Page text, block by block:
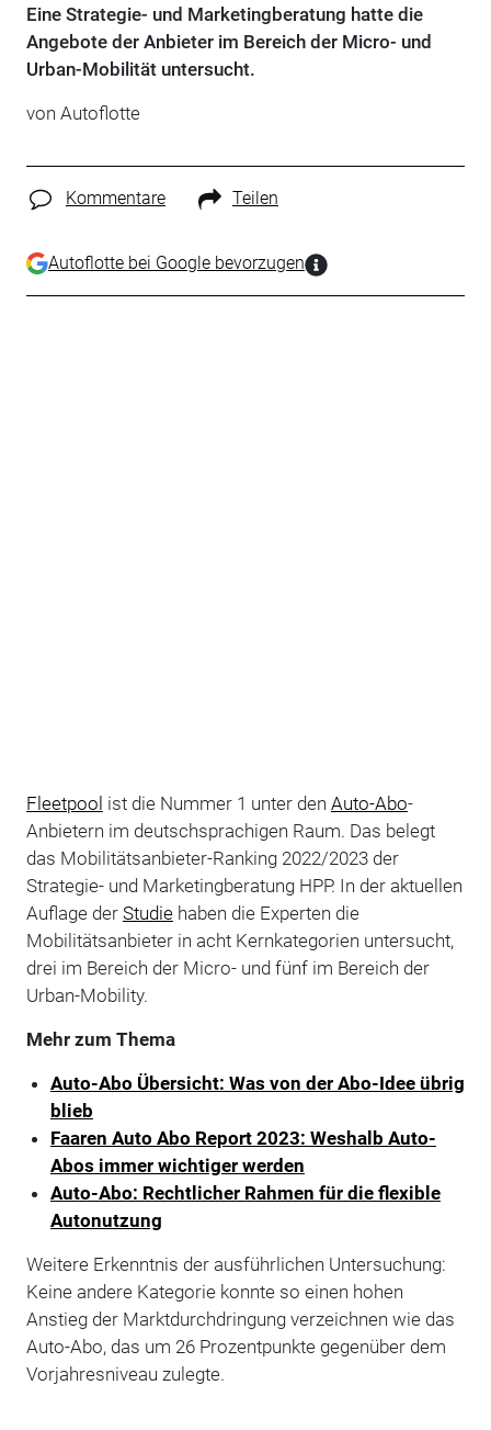
Eine Strategie- und Marketingberatung hatte die
Angebote der Anbieter im Bereich der Micro- und
Urban-Mobilität untersucht.
von Autoflotte
Kommentare Teilen
Autoflotte bei Google bevorzugen
Fleetpool ist die Nummer 1 unter den Auto-Abo-
Anbietern im deutschsprachigen Raum. Das belegt
das Mobilitätsanbieter-Ranking 2022/2023 der
Strategie- und Marketingberatung HPP. In der aktuellen
Auflage der Studiehaben die Experten die
Mobilitätsanbieter in acht Kernkategorien untersucht,
drei im Bereich der Micro- und fünf im Bereich der
Urban-Mobility.
Mehr zum Thema
Auto-Abo Übersicht: Was von der Abo-Idee übrig
blieb
Faaren Auto Abo Report 2023: Weshalb Auto-
Abos immer wichtiger werden
Auto-Abo: Rechtlicher Rahmen für die flexible
Autonutzung
Weitere Erkenntnis der ausführlichen Untersuchung:
Keine andere Kategorie konnte so einen hohen
Anstieg der Marktdurchdringung verzeichnen wie das
Auto-Abo, das um 26 Prozentpunkte gegenüber dem
Vorjahresniveau zulegte.